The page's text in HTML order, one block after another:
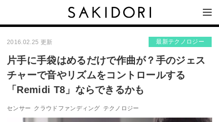
2016.02.25 更新 最新テクノロジー
片手に手袋はめるだけで作曲が？手のジェス
チャーで音やリズムをコントロールする
「Remidi T8」ならできるかも
センサー クラウドファンディング テクノロジー